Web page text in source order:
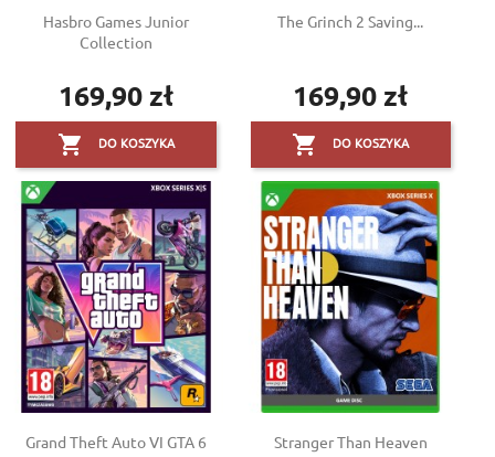
Hasbro Games Junior
Collection
Cena
169,90 zł
 DO KOSZYKA
The Grinch 2 Saving...
Cena
169,90 zł
 DO KOSZYKA
Grand Theft Auto VI GTA 6 Stranger Than Heaven